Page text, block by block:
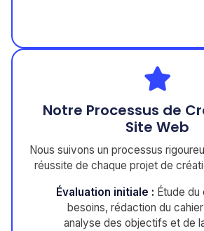
Notre Processus de
Site Web
Nous suivons un processus
réussite de chaque projet de
Évaluation initiale : Étude
besoins, rédaction du
analyse des objectifs et de